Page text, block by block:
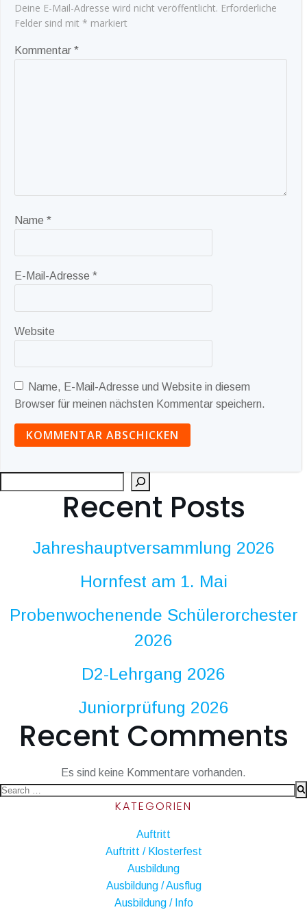
Deine E-Mail-Adresse wird nicht veröffentlicht. Erforderliche
Felder sind mit * markiert
Kommentar *
Name *
E-Mail-Adresse *
Website
Name, E-Mail-Adresse und Website in diesem
Browser für meinen nächsten Kommentar speichern.
Recent Posts
Jahreshauptversammlung 2026
Hornfest am 1. Mai
Probenwochenende Schülerorchester
2026
D2-Lehrgang 2026
Juniorprüfung 2026
Recent Comments
Es sind keine Kommentare vorhanden.
Search
KATEGORIEN
Auftritt
Auftritt / Klosterfest
Ausbildung
Ausbildung / Ausflug
Ausbildung / Info